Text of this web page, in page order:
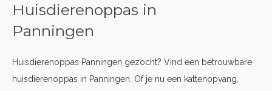
Huisdierenoppas in
Panningen
Huisdierenoppas Panningen gezocht? Vind een betrouwbare
huisdierenoppas in Panningen. Of je nu een kattenopvang,